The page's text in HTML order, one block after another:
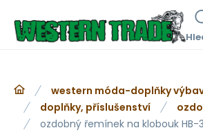
western móda-doplňky
doplňky, příslušenství
ozdobný řemínek na klobouk HB-